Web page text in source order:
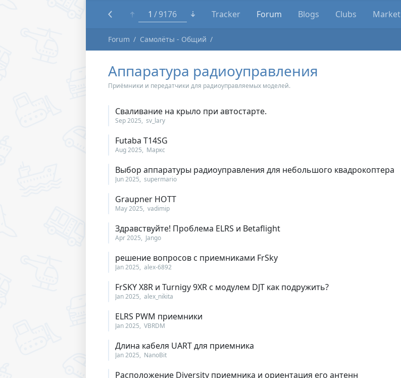
1 9176 Tracker Forum Blogs Clubs Market
Forum Самолёты - Общий
Аппаратура радиоуправления
Приёмники и передатчики для радиоуправляемых моделей.
Сваливание на крыло при автостарте.
Sep 2025 sv_lary
Futaba T14SG
Aug 2025 Маркс
Выбор аппаратуры радиоуправления для небольшого квадрокоптера
Jun 2025 supermario
Graupner HOTT
May 2025 vadimip
Здравствуйте! Проблема ELRS и Betaflight
Apr 2025 Jango
решение вопросов с приемниками FrSky
Jan 2025 alex-6892
FrSKY X8R и Turnigy 9XR с модулем DJT как подружить?
Jan 2025 alex_nikita
ELRS PWM приемники
Jan 2025 VBRDM
Длина кабеля UART для приемника
Jan 2025 NanoBit
Расположение Diversity приемника и ориентация его антенн